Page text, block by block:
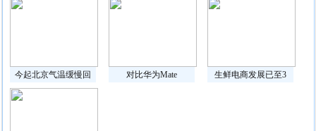
今起北京气温缓慢回 对比华为Mate 生鲜电商发展已至3